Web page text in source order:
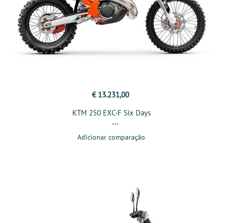
€ 13.231,00
KTM 250 EXC-F Six Days
Adicionar comparação